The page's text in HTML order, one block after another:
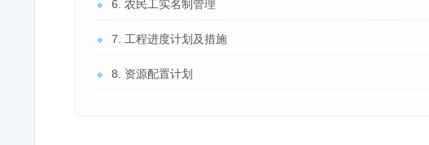
🔹 6. 农民工实名制管理
🔹 7. 工程进度计划及措施
🔹 8. 资源配置计划